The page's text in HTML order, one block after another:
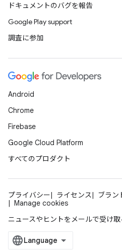
ドキュメントのバグを報告
Google Play support
調査に参加
Android
Chrome
Firebase
Google Cloud Platform
すべてのプロダクト
プライバシー ライセンス
ブラン
Manage cookies
ニュースやヒントをメールで受け取